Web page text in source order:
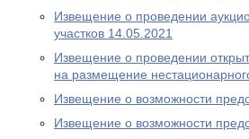
Извещение о проведении
участков 14.05.2021
Извещение о проведении
на размещение
Извещение о возможности
Извещение о возможности